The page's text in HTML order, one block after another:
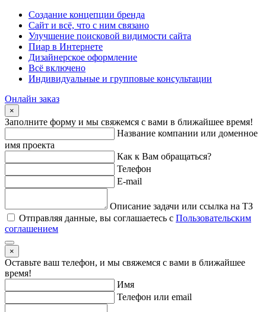
Создание концепции бренда
Сайт и всё, что с ним связано
Улучшение поисковой видимости сайта
Пиар в Интернете
Дизайнерское оформление
Всё включено
Индивидуальные и групповые консультации
Онлайн заказ
×
Заполните форму и мы свяжемся с вами в ближайшее время!
Название компании или доменное
имя проекта
Как к Вам обращаться?
Телефон
E-mail
Описание задачи или ссылка на ТЗ
Отправляя данные, вы соглашаетесь с Пользовательским
соглашением
×
Оставьте ваш телефон, и мы свяжемся с вами в ближайшее
время!
Имя
Телефон или email